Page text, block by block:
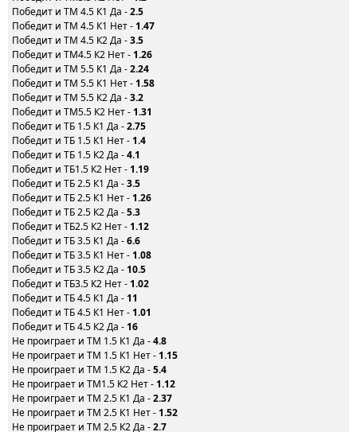
Победит и ТМ 4.5 К1 Да -2.5
Победит и ТМ 4.5 К1 Нет - 1.47
Победит и ТМ 4.5 К2 Да -3.5
Победит и ТМ4.5 К2 Нет - 1.26
Победит и ТМ 5.5 К1 Да -2.24
Победит и ТМ 5.5 К1 Нет - 1.58
Победит и ТМ 5.5 К2 Да -3.2
Победит и ТМ5.5 К2 Нет - 1.31
Победит и ТБ 1.5 К1 Да -2.75
Победит и ТБ 1.5 К1 Нет - 1.4
Победит и ТБ 1.5 К2 Да -4.1
Победит и ТБ1.5 К2 Нет - 1.19
Победит и ТБ 2.5 К1 Да -3.5
Победит и ТБ 2.5 К1 Нет - 1.26
Победит и ТБ 2.5 К2 Да -5.3
Победит и ТБ2.5 К2 Нет - 1.12
Победит и ТБ 3.5 К1 Да -6.6
Победит и ТБ 3.5 К1 Нет - 1.08
Победит и ТБ 3.5 К2 Да - 10.5
Победит и ТБ3.5 К2 Нет - 1.02
Победит и ТБ 4.5 К1 Да - 11
Победит и ТБ 4.5 К1 Нет - 1.01
Победит и ТБ 4.5 К2 Да - 16
Не проиграет и ТМ 1.5 К1 Да -4.8
Не проиграет и ТМ 1.5 К1 Нет - 1.15
Не проиграет и ТМ 1.5 К2 Да -5.4
Не проиграет и ТМ1.5 К2 Нет - 1.12
Не проиграет и ТМ 2.5 К1 Да -2.37
Не проиграет и ТМ 2.5 К1 Нет - 1.52
Не проиграет и ТМ 2.5 К2 Да -2.7